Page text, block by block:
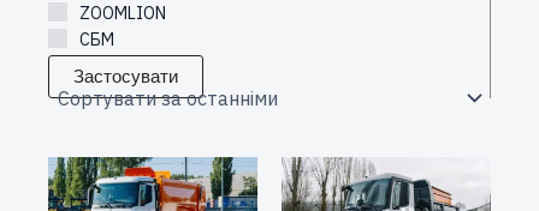
ZOOMLION
СБМ
Застосувати